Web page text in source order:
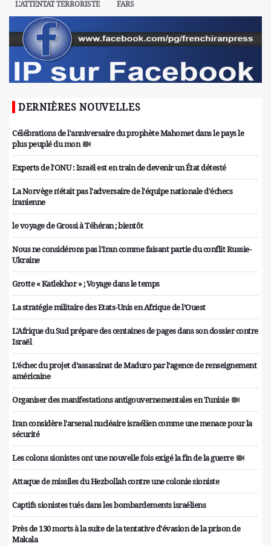
L'ATTENTAT TERRORISTE FARS
DERNIÈRES NOUVELLES
Célébrations de l'anniversaire du prophète Mahomet dans le pays le
plus peuplé du mon
Experts de l'ONU : Israël est en train de devenir un État détesté
La Norvège n'était pas l'adversaire de l'équipe nationale d'échecs
iranienne
le voyage de Grossi à Téhéran ; bientôt
Nous ne considérons pas l'Iran comme faisant partie du conflit Russie-
Ukraine
Grotte « Katlekhor » ; Voyage dans le temps
La stratégie militaire des Etats-Unis en Afrique de l’Ouest
L'Afrique du Sud prépare des centaines de pages dans son dossier contre
Israël
L’échec du projet d’assassinat de Maduro par l’agence de renseignement
américaine
Organiser des manifestations antigouvernementales en Tunisie
Iran considère l'arsenal nucléaire israélien comme une menace pour la
sécurité
Les colons sionistes ont une nouvelle fois exigé la fin de la guerre
Attaque de missiles du Hezbollah contre une colonie sioniste
Captifs sionistes tués dans les bombardements israéliens
Près de 130 morts à la suite de la tentative d'évasion de la prison de
Makala